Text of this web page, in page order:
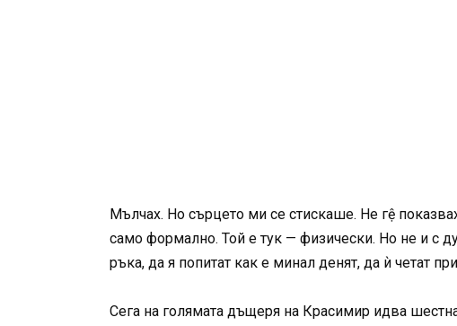
Мълчах. Но сърцето ми се стискаше. Не гệ
само формално. Той е тук — физически. Но не и с
ръка, да я попитат как е минал денят, да ѝ четат
Сега на голямата дъщеря на Красимир идва